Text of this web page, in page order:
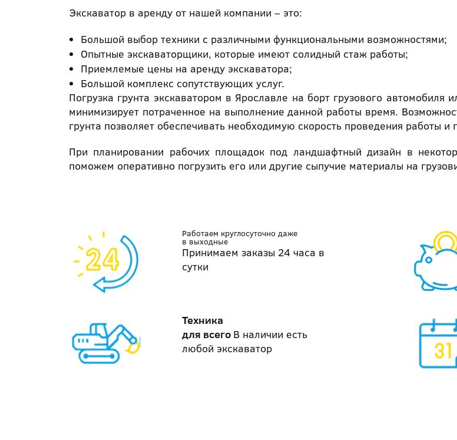
Экскаватор в аренду от нашей компании – это:
Большой выбор техники с различными функциональными возможностями;
Опытные экскаваторщики, которые имеют солидный стаж работы;
Приемлемые цены на аренду экскаватора;
Большой комплекс сопутствующих услуг.
Погрузка грунта экскаватором в Ярославле на борт грузового автомобиля
минимизирует потраченное на выполнение данной работы время.
грунта позволяет обеспечивать необходимую скорость проведения работы
При планировании рабочих площадок под ландшафтный дизайн в
поможем оперативно погрузить его или другие сыпучие материалы на
Работаем круглосуточно даже
в выходные
Принимаем заказы 24 часа в
сутки
Техника
для всего В наличии есть
любой экскаватор